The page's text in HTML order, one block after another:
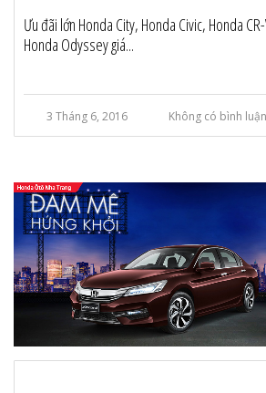
Ưu đãi lớn Honda City, Honda Civic, Honda
Honda Odyssey giá...
3 Tháng 6, 2016 Không có bình luận